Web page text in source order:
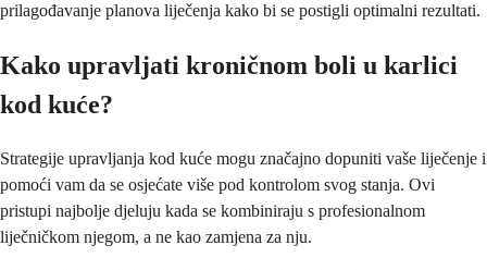
prilagođavanje planova liječenja kako bi se postigli optimalni rezultati.
Kako upravljati kroničnom boli u karlici
kod kuće?
Strategije upravljanja kod kuće mogu značajno dopuniti vaše liječenje i
pomoći vam da se osjećate više pod kontrolom svog stanja. Ovi
pristupi najbolje djeluju kada se kombiniraju s profesionalnom
liječničkom njegom, a ne kao zamjena za nju.